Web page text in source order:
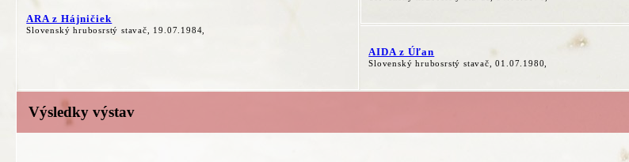
ARA z Hájničiek
Slovenský hrubosrstý stavač, 19.07.1984,
AIDA z Úľan
Slovenský hrubosrstý stavač, 01.07.1980,
Výsledky výstav